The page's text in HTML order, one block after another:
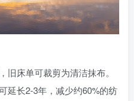
床单可裁剪为清洁抹布。
延长2-3年，减少约60%的纺